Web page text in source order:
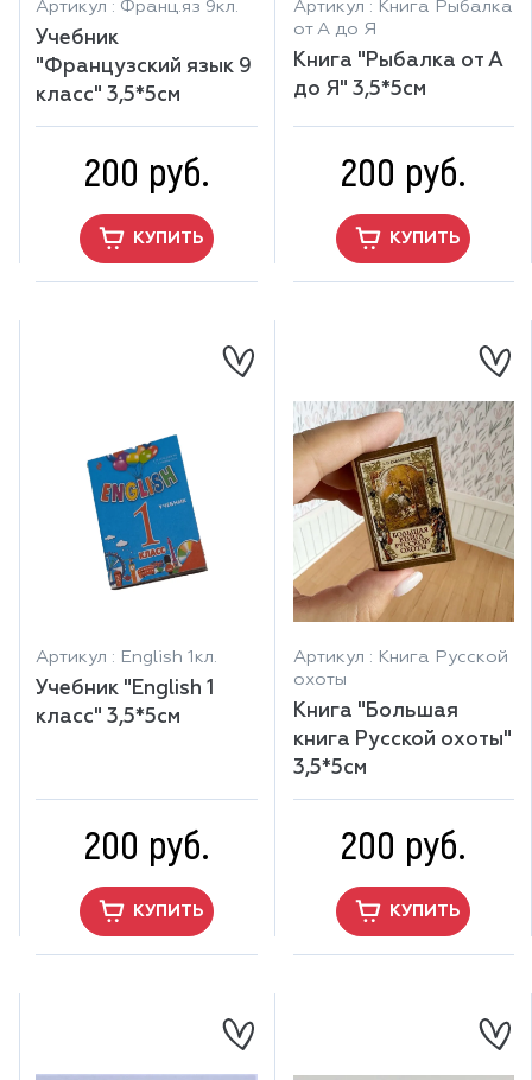
Артикул : Франц.яз 9кл.
Учебник
"Французский язык 9
класс" 3,5*5см
200 руб.
КУПИТЬ
Артикул : Книга Рыбалка
от А до Я
Книга "Рыбалка от А
до Я" 3,5*5см
200 руб.
КУПИТЬ
Артикул : English 1кл.
Учебник "English 1
класс" 3,5*5см
200 руб.
КУПИТЬ
Артикул : Книга Русской
охоты
Книга "Большая
книга Русской охоты"
3,5*5см
200 руб.
КУПИТЬ